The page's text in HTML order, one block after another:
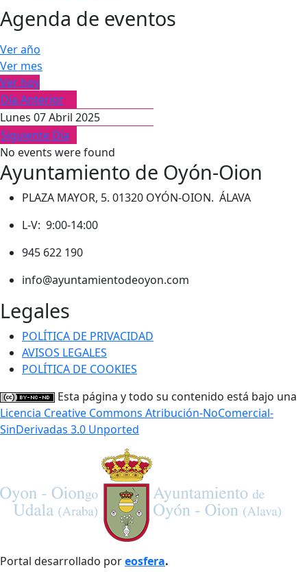
Agenda de eventos
Ver año
Ver mes
Ver hoy
Día Anterior
Lunes 07 Abril 2025
Siguiente Día
No events were found
Ayuntamiento de Oyón-Oion
PLAZA MAYOR, 5. 01320 OYÓN-OION. ÁLAVA
L-V: 9:00-14:00
945 622 190
info@ayuntamientodeoyon.com
Legales
POLÍTICA DE PRIVACIDAD
AVISOS LEGALES
POLÍTICA DE COOKIES
Esta página y todo su contenido está bajo una
Licencia Creative Commons Atribución-NoComercial-
SinDerivadas 3.0 Unported
Portal desarrollado poreosfera.